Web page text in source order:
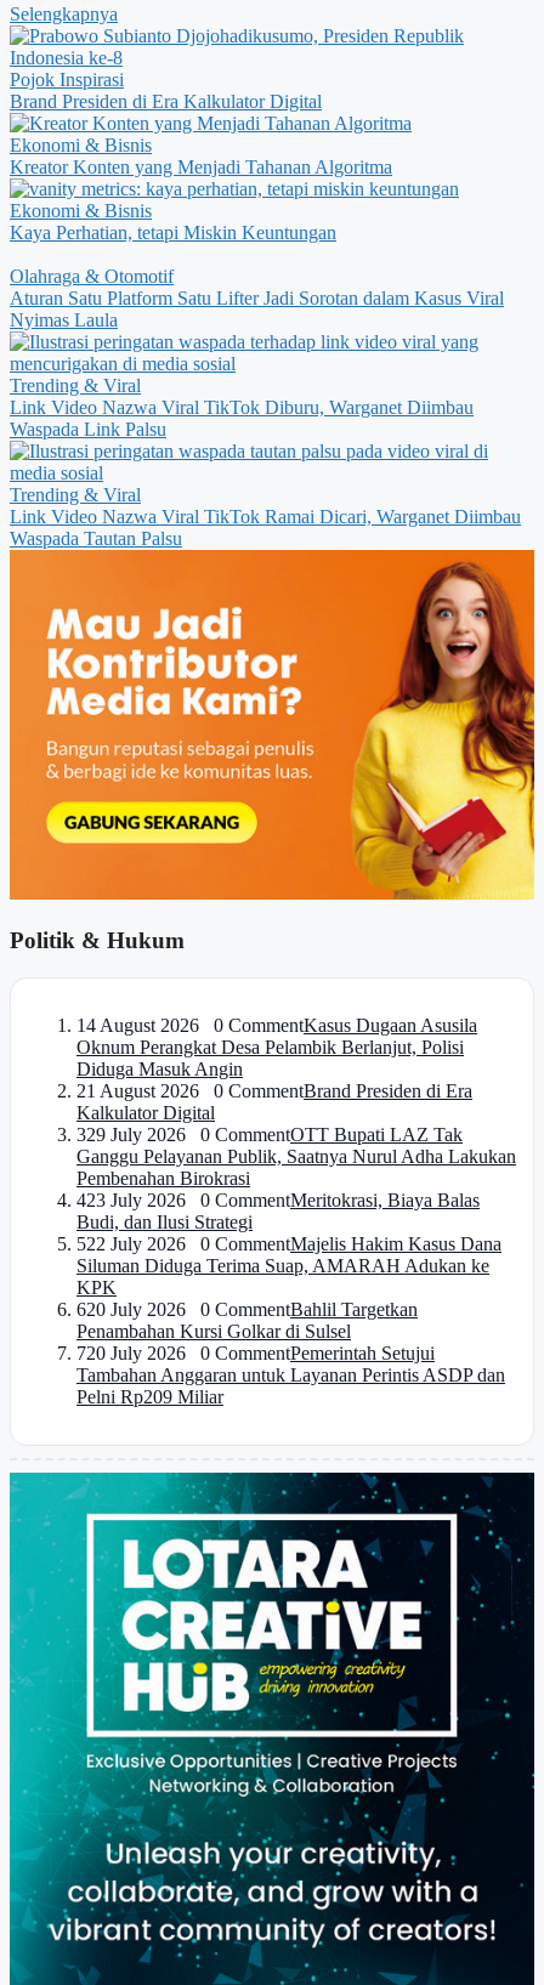
Selengkapnya
Pojok Inspirasi
Brand Presiden di Era Kalkulator Digital
Ekonomi & Bisnis
Kreator Konten yang Menjadi Tahanan Algoritma
Ekonomi & Bisnis
Kaya Perhatian, tetapi Miskin Keuntungan
Olahraga & Otomotif
Aturan Satu Platform Satu Lifter Jadi Sorotan dalam Kasus Viral
Nyimas Laula
Trending & Viral
Link Video Nazwa Viral TikTok Diburu, Warganet Diimbau
Waspada Link Palsu
Trending & Viral
Link Video Nazwa Viral TikTok Ramai Dicari, Warganet Diimbau
Waspada Tautan Palsu
Politik & Hukum
14 August 2026 0 CommentKasus Dugaan Asusila
Oknum Perangkat Desa Pelambik Berlanjut, Polisi
Diduga Masuk Angin
21 August 2026 0 CommentBrand Presiden di Era
Kalkulator Digital
329 July 2026 0 CommentOTT Bupati LAZ Tak
Ganggu Pelayanan Publik, Saatnya Nurul Adha Lakukan
Pembenahan Birokrasi
423 July 2026 0 CommentMeritokrasi, Biaya Balas
Budi, dan Ilusi Strategi
522 July 2026 0 CommentMajelis Hakim Kasus Dana
Siluman Diduga Terima Suap, AMARAH Adukan ke
KPK
620 July 2026 0 CommentBahlil Targetkan
Penambahan Kursi Golkar di Sulsel
720 July 2026 0 CommentPemerintah Setujui
Tambahan Anggaran untuk Layanan Perintis ASDP dan
Pelni Rp209 Miliar